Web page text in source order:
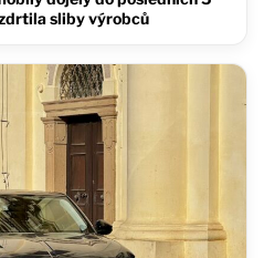
sliby výrobců